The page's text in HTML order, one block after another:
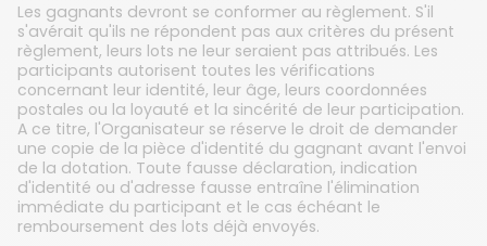
Les gagnants devront se conformer au règlement. S'il
s'avérait qu'ils ne répondent pas aux critères du présent
règlement, leurs lots ne leur seraient pas attribués. Les
participants autorisent toutes les vérifications
concernant leur identité, leur âge, leurs coordonnées
postales ou la loyauté et la sincérité de leur participation.
A ce titre, l'Organisateur se réserve le droit de demander
une copie de la pièce d'identité du gagnant avant l'envoi
de la dotation. Toute fausse déclaration, indication
d'identité ou d'adresse fausse entraîne l'élimination
immédiate du participant et le cas échéant le
remboursement des lots déjà envoyés.